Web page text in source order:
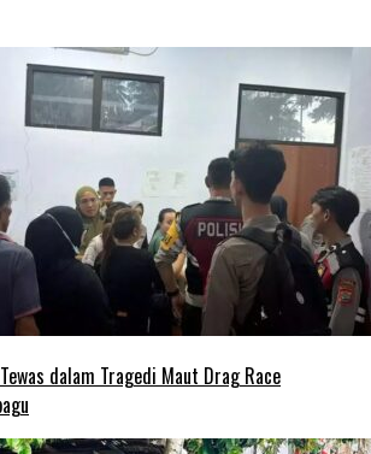
dalam Tragedi Maut Drag Race